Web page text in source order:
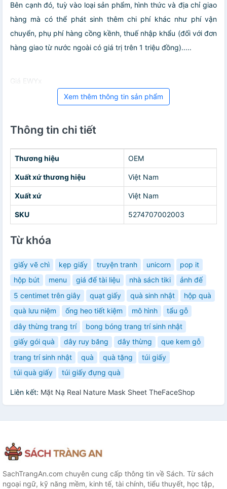
Bên cạnh đó, tuỳ vào loại sản phẩm, hình thức và địa chỉ giao
hàng mà có thể phát sinh thêm chi phí khác như phí vận
chuyển, phụ phí hàng cồng kềnh, thuế nhập khẩu (đối với đơn
hàng giao từ nước ngoài có giá trị trên 1 triệu đồng).....
Giá EWYx
Xem thêm thông tin sản phẩm
Thông tin chi tiết
Thương hiệu OEM
Xuất xứ thương hiệu Việt Nam
Xuất xứ Việt Nam
SKU 5274707002003
Từ khóa
giấy vẽ chì kẹp giấy truyện tranh unicorn
pop it
hộp bút
menu giá để tài liệu nhà sách tiki
ảnh đế
5 centimet trên giây
quạt giấy quà sinh nhật
hộp quà
quà lưu niệm
ống heo tiết kiệm mô hình
tẩu gỗ
dây thừng trang trí
bong bóng trang trí sinh nhật
giấy gói quà
dây ruy băng dây thừng
que kem gỗ
trang trí sinh nhật
quà quà tặng
túi giấy
túi quà giấy
túi giấy đựng quà
Liên kết: Mặt Nạ Real Nature Mask Sheet TheFaceShop
SachTrangAn.com chuyên cung cấp thông tin về Sách. Từ sách
ngoại ngữ, kỹ năng mềm, kinh tế, tài chính, tiểu thuyết, học tập,